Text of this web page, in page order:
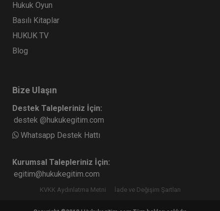
Hukuk Oyun
Basılı Kitaplar
HUKUK TV
Blog
Bize Ulaşın
Destek Talepleriniz İçin:
destek @hukukegitim.com
Whatsapp Destek Hattı
Kurumsal Talepleriniz İçin:
egitim@hukukegitim.com
KVKK Aydınlatma Metni İade ve Değişim Şartları